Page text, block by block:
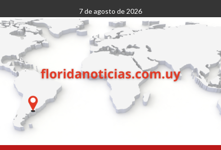
al
contenido
7 de agosto de 2026